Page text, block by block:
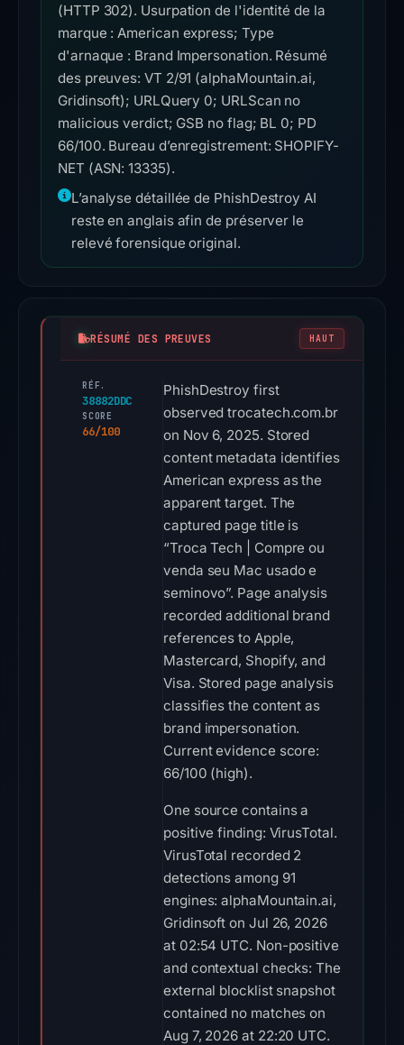
(HTTP 302). Usurpation de l'identité de la
marque : American express; Type
d'arnaque : Brand Impersonation. Résumé
des preuves: VT 2/91 (alphaMountain.ai,
Gridinsoft); URLQuery 0; URLScan no
malicious verdict; GSB no flag; BL 0; PD
66/100. Bureau d’enregistrement: SHOPIFY-
NET (ASN: 13335).
L’analyse détaillée de PhishDestroy AI
reste en anglais afin de préserver le
relevé forensique original.
RÉSUMÉ DES PREUVES HAUT
RÉF.
38882DDC
SCORE
66/100
PhishDestroy first
observed trocatech.com.br
on Nov 6, 2025. Stored
content metadata identifies
American express as the
apparent target. The
captured page title is
“Troca Tech | Compre ou
venda seu Mac usado e
seminovo”. Page analysis
recorded additional brand
references to Apple,
Mastercard, Shopify, and
Visa. Stored page analysis
classifies the content as
brand impersonation.
Current evidence score:
66/100 (high).
One source contains a
positive finding: VirusTotal.
VirusTotal recorded 2
detections among 91
engines: alphaMountain.ai,
Gridinsoft on Jul 26, 2026
at 02:54 UTC. Non-positive
and contextual checks: The
external blocklist snapshot
contained no matches on
Aug 7, 2026 at 22:20 UTC.